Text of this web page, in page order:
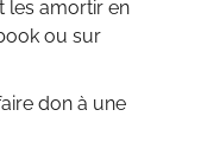
les amortir en
ou sur
don à une